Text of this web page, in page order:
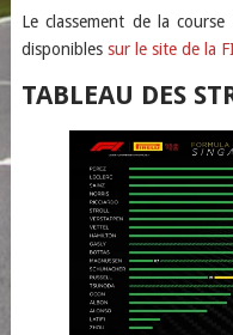
Le classement de la
disponibles sur le site de la
TABLEAU DES